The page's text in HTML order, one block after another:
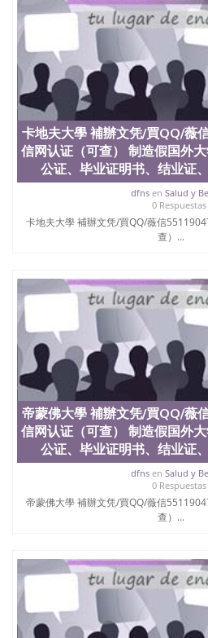
位、声誉、实习机会和影响力
誉为美国本科教育质量的核心
计系更是在当今美国大学教学
业生大多可以在其所处地域的
机会。许多硅谷公司甚至在学
供许多相应科系的实习机会。
(UC)，还是加州州立大学系统
都占据着加州所有大学中的地
学座落于硅谷(Silicon Valley),
地区为全美的重要科技中心。
134种学士学科和65个硕士学
国的学生来此就读。其有名的
子工程学，工商管理学，艺术
受性肯定及好评；而各种大学
也吸引了众多不同国家的专业
二、办理流程： 1、收集客户办
品部做成品； 6、成品做好拍照
款； 7、快递给客户（国内顺丰
真实网上可查的证明材料 1、
留服真实存档可查，存档。 2
（使馆认证），使馆网站真实
真实可查认证办理，存档可查，
流程农业科学院、艺术与建筑
院、地球及物质科学院、教育学
与人类发展学院、信息工程与
护理学院、科学学院等。学校
前十名，工学院排名在前十五
约大学为学生们提供本科、硕
专业课程包括：会计学、MBA
程、经济、医学、护理、文学
学、美术、电子工程、天文学
制、历史、电气工程、生物工
销、机械工程、计算机科学、
科、金融专业 1、客户提供相关
信息，给出操作方案； 2、补
材料； 3、留服注册申请账号
交时间，公司人员陪同客户本
卡地夫大學 補辦文凭/買QQ/薇
信网认证（可查） 制造假国外
公证、毕业证明书、结业证
dfnsen Salud y
0 Respuestas
卡地夫大學 補辦文凭/買QQ/薇信
查）...
帝蒙佛大學 補辦文凭/買QQ/薇
信网认证（可查） 制造假国外
公证、毕业证明书、结业证
dfnsen Salud y
0 Respuestas
帝蒙佛大學 補辦文凭/買QQ/薇信
查）...